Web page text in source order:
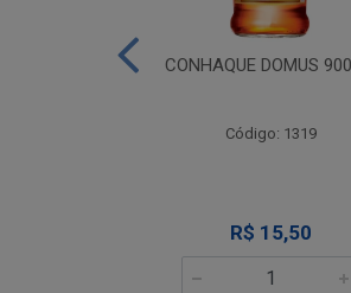
CONHAQUE DOMUS
Código: 1319
R$ 15,50